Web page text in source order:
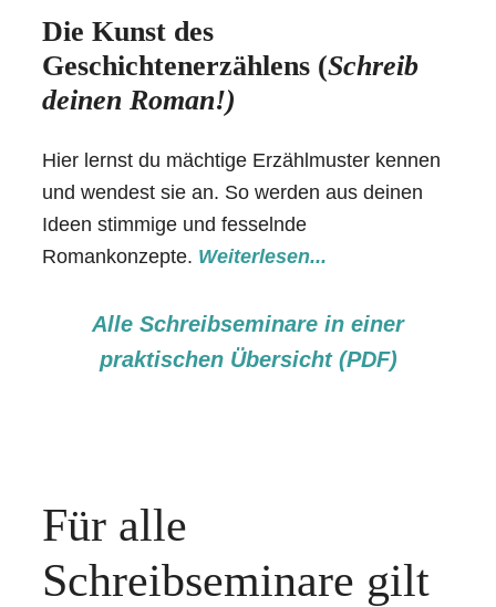
Die Kunst des
Geschichtenerzählens (Schreib
deinen Roman!)
Hier lernst du mächtige Erzählmuster kennen
und wendest sie an. So werden aus deinen
Ideen stimmige und fesselnde
Romankonzepte. Weiterlesen...
Alle Schreibseminare in einer
praktischen Übersicht (PDF)
Für alle
Schreibseminare gilt